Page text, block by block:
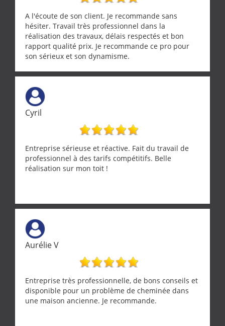
A l'écoute de son client. Je recommande sans
hésiter. Travail très professionnel dans la
réalisation des travaux, délais respectés et bon
rapport qualité prix. Je recommande ce pro pour
son sérieux et son dynamisme.
Cyril
Entreprise sérieuse et réactive. Fait du travail de
professionnel à des tarifs compétitifs. Belle
réalisation sur mon toit !
Aurélie V
Entreprise très professionnelle, de bons conseils et
disponible pour un problème de cheminée dans
une maison ancienne. Je recommande.